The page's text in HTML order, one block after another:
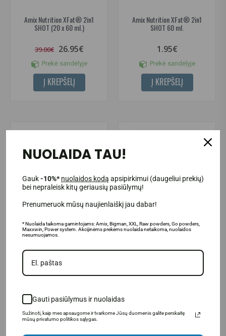
Amix Nutrition XFat® 2in1
SHOT (20 x 60 ml.)
39.00€ 26.95€
Prekė sandėlyje
Į KREPŠELĮ
Amix Nutrition XFat® 2in1
SHOT 60 ml.
1.95€
Prekė sandėlyje
Į KREPŠELĮ
-40%
Amix Performance Nitro Beet
Root MAX (20 x 60 ml.)
Į KREPŠELĮ
Root MAX 60 ml.
NUOLAIDA TAU!
Gauk-10%* nuolaidos kodą apsipirkimui (daugeliui prekių)
bei nepraleisk kitų geriausių pasiūlymų!
Prenumeruok mūsų naujienlaiškį jau dabar!
* Nuolaida taikoma gamintojams: Amix, Bigman, XXL, Raw powders, Go powders,
Maxxwin, Power system. Akcijinėms prekėms nuolaida netaikoma, nuolaidos
nesumuojamos.
Gauti pasiūlymus ir nuolaidas
Sužinoti, kaip mes apsaugome ir tvarkome Jūsų duomenis galite perskaitę
mūsų privatumo politikos sąlygas.